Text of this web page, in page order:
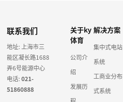
联系我们
地址: 上海市三
能区凝长路1688
弄6号能源中心
电话:021-
51860888
关于ky
体育
公司介
绍
发展历
解决方案
集中式电站
系统
工商业分布
式系统